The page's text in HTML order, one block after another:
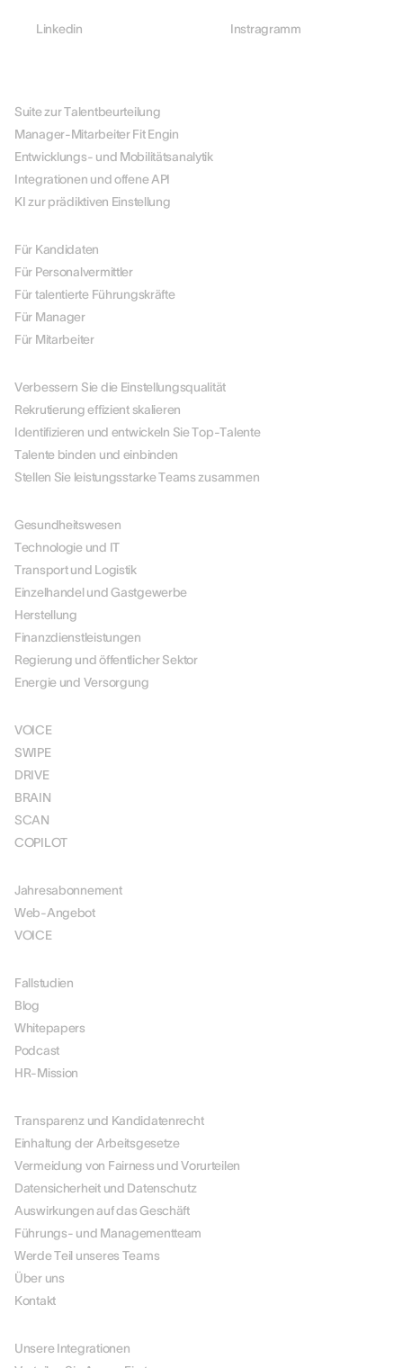
Linkedin Instragramm
Suite zur Talentbeurteilung
Manager-Mitarbeiter Fit Engin
Entwicklungs- und Mobilitätsanalytik
Integrationen und offene API
KI zur prädiktiven Einstellung
Für Kandidaten
Für Personalvermittler
Für talentierte Führungskräfte
Für Manager
Für Mitarbeiter
Verbessern Sie die Einstellungsqualität
Rekrutierung effizient skalieren
Identifizieren und entwickeln Sie Top-Talente
Talente binden und einbinden
Stellen Sie leistungsstarke Teams zusammen
Gesundheitswesen
Technologie und IT
Transport und Logistik
Einzelhandel und Gastgewerbe
Herstellung
Finanzdienstleistungen
Regierung und öffentlicher Sektor
Energie und Versorgung
VOICE
SWIPE
DRIVE
BRAIN
SCAN
COPILOT
Jahresabonnement
Web-Angebot
VOICE
Fallstudien
Blog
Whitepapers
Podcast
HR-Mission
Transparenz und Kandidatenrecht
Einhaltung der Arbeitsgesetze
Vermeidung von Fairness und Vorurteilen
Datensicherheit und Datenschutz
Auswirkungen auf das Geschäft
Führungs- und Managementteam
Werde Teil unseres Teams
Über uns
Kontakt
Unsere Integrationen